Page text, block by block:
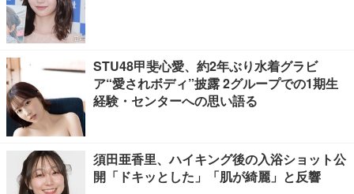
STU48甲斐心愛、約2年ぶり水着グラビ
ア“愛されボディ”披露 2グループでの1期生
経験・センターへの思い語る
須田亜香里、ハイキング後の入浴ショット公
開「ドキッとした」「肌が綺麗」と反響